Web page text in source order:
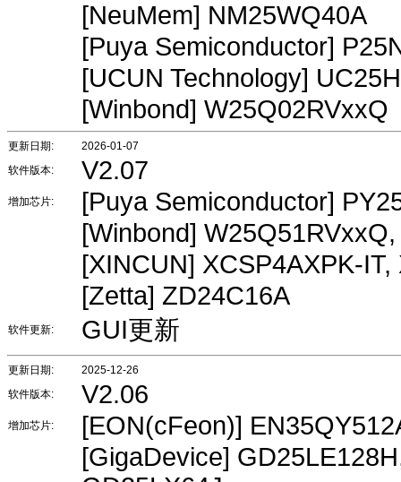
[NeuMem] NM25WQ40A
[Puya Semiconductor]
[UCUN Technology]
[Winbond] W25Q02RVxxQ
更新日期:
2026-01-07
软件版本:
V2.07
增加芯片:
[Puya Semiconductor]
[Winbond]
[XINCUN] XCSP4AXPK-
[Zetta] ZD24C16A
软件更新: GUI更新
更新日期:
2025-12-26
软件版本:
V2.06
增加芯片:
[EON(cFeon)]
[GigaDevice]